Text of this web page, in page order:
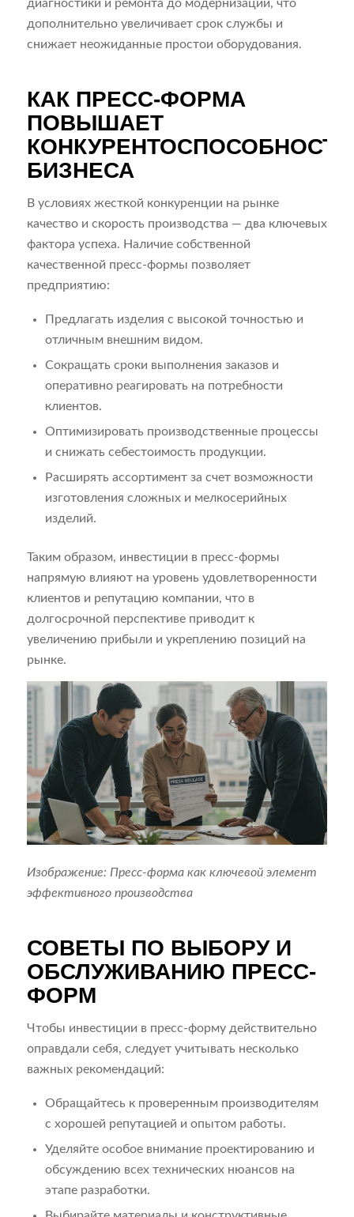
диагностики и ремонта до модернизации, что
дополнительно увеличивает срок службы и
снижает неожиданные простои оборудования.
КАК ПРЕСС-ФОРМА
ПОВЫШАЕТ
КОНКУРЕНТОСПОСОБНОСТЬ
БИЗНЕСА
В условиях жесткой конкуренции на рынке
качество и скорость производства — два ключевых
фактора успеха. Наличие собственной
качественной пресс-формы позволяет
предприятию:
Предлагать изделия с высокой точностью и
отличным внешним видом.
Сокращать сроки выполнения заказов и
оперативно реагировать на потребности
клиентов.
Оптимизировать производственные процессы
и снижать себестоимость продукции.
Расширять ассортимент за счет возможности
изготовления сложных и мелкосерийных
изделий.
Таким образом, инвестиции в пресс-формы
напрямую влияют на уровень удовлетворенности
клиентов и репутацию компании, что в
долгосрочной перспективе приводит к
увеличению прибыли и укреплению позиций на
рынке.
Изображение: Пресс-форма как ключевой элемент
эффективного производства
СОВЕТЫ ПО ВЫБОРУ И
ОБСЛУЖИВАНИЮ ПРЕСС-
ФОРМ
Чтобы инвестиции в пресс-форму действительно
оправдали себя, следует учитывать несколько
важных рекомендаций:
Обращайтесь к проверенным производителям
с хорошей репутацией и опытом работы.
Уделяйте особое внимание проектированию и
обсуждению всех технических нюансов на
этапе разработки.